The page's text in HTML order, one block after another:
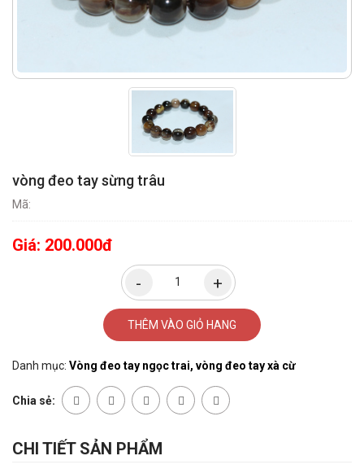
vòng đeo tay sừng trâu
Mã:
Giá: 200.000đ
THÊM VÀO GIỎ HANG
Danh mục: Vòng đeo tay ngọc trai, vòng đeo tay xà cừ
Chia sẻ:
CHI TIẾT SẢN PHẨM